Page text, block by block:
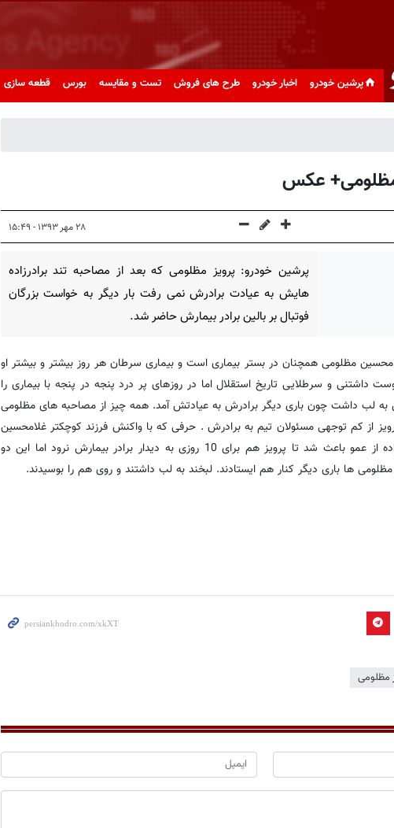
پرشین خودرو اخبار خودرو طرح های فروش تست و مقایسه بورس قطعه سازی
مظلومی+ عکس
۲۸ مهر ۱۳۹۳ - ۱۵:۴۹
پرشین خودرو: پرویز مظلومی که بعد از مصاحبه تند برادرزاده
هایش به عیادت برادرش نمی رفت بار دیگر به خواست بزرگان
فوتبال بر بالین برادر بیمارش حاضر شد.
مظلومی همچنان در بستر بیماری است و بیماری سرطان هر روز بیشتر و بیشتر او
داشتنی و سرطلایی تاریخ استقلال اما در روزهای پر درد پنجه در پنجه با بیماری را
لب داشت چون باری دیگر برادرش به عیادتش آمد. همه چیز از مصاحبه های مظلومی
از کم توجهی مسئولان تیم به برادرش . حرفی که با واکنش فرزند کوچکتر غلامحسین
مواجه شد و گلایه های بردارزاده از عمو باعث شد تا پرویز هم برای 10 روزی به دیدار برادر بیمارش نرود اما این دو
مظلومی ها باری دیگر کنار هم ایستادند. لبخند به لب داشتند و روی هم را بوسیدند.
مظلومی